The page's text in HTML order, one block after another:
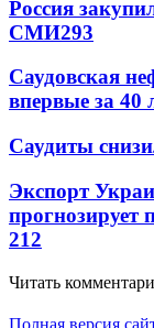
Россия
СМИ293
Саудовская
впервые за 40
Саудиты
Экспорт
прогнозирует
212
Читать
Полная версия